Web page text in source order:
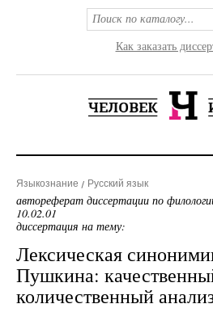
Как заказать
Языкознание Русский язык
автореферат диссертации по
10.02.01
диссертация на тему:
Лексическая
Пушкина:
количественный